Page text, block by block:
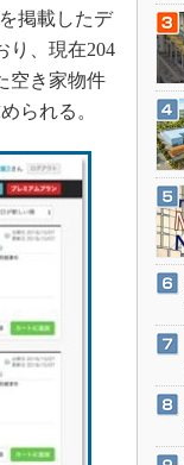
掲載したデ
り、現在204
空き家物件
られる。